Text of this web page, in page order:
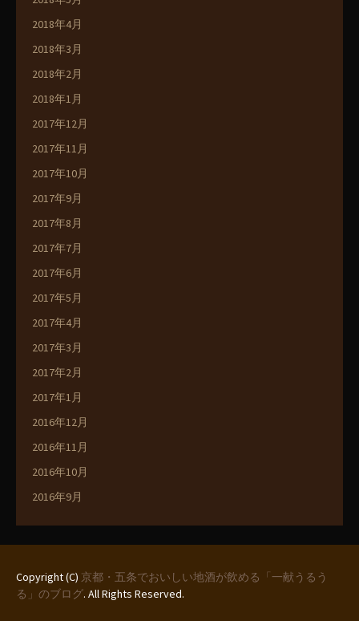
2018年4月
2018年3月
2018年2月
2018年1月
2017年12月
2017年11月
2017年10月
2017年9月
2017年8月
2017年7月
2017年6月
2017年5月
2017年4月
2017年3月
2017年2月
2017年1月
2016年12月
2016年11月
2016年10月
2016年9月
Copyright (C) 京都・五条でおいしい地酒が飲める「一献うるう
る」のブログ. All Rights Reserved.